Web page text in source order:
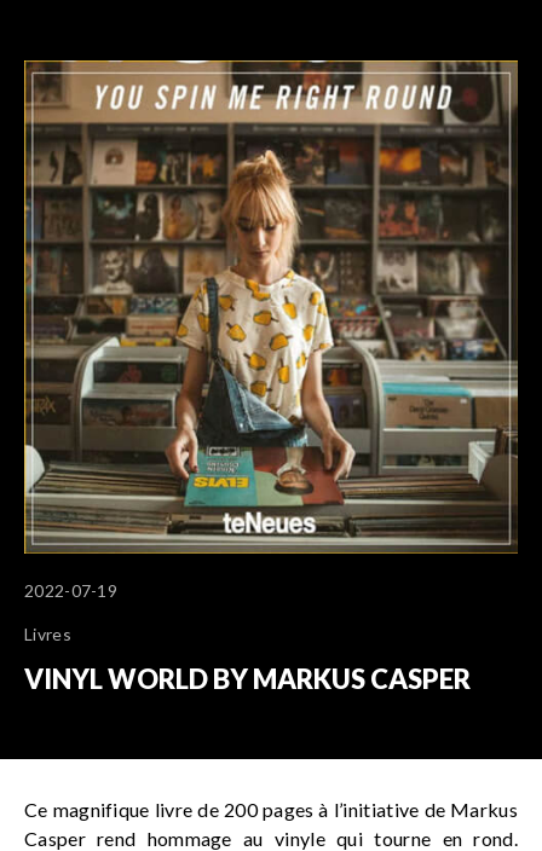
2022-07-19
Livres
VINYL WORLD BY MARKUS CASPER
Ce magnifique livre de 200 pages à l’initiative de Markus
Casper rend hommage au vinyle qui tourne en rond.